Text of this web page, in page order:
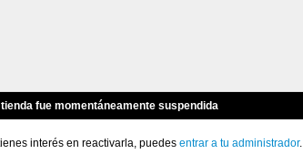
tienda fue momentáneamente suspendida
interés en reactivarla, puedes entrar a tu administrador.